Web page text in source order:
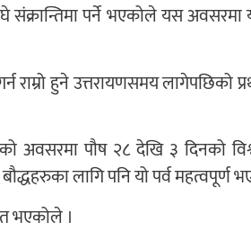
संक्रान्तिमा पर्ने भएकोले यस
राम्रो हुने उत्तरायणसमय लागेपछिको
अवसरमा पौष २८ देखि ३ दिनको
लागि पनि यो पर्व महत्वपूर्ण
भएकोले ।